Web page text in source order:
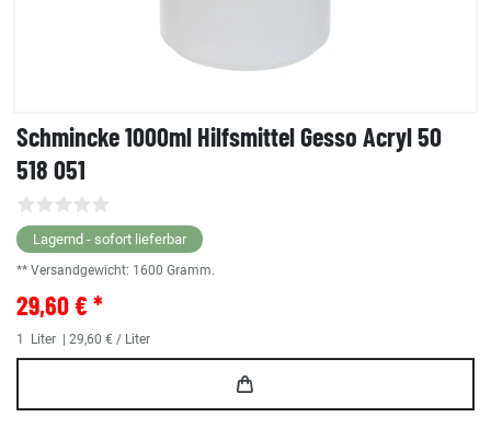
Schmincke 1000ml Hilfsmittel Gesso Acryl 50
518 051
Lagernd - sofort lieferbar
** Versandgewicht: 1600 Gramm.
29,60 € *
1 Liter | 29,60 € / Liter